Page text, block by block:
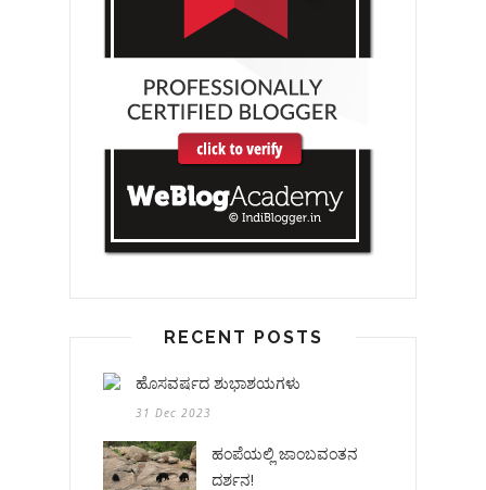
RECENT POSTS
ಹೊಸವರ್ಷದ ಶುಭಾಶಯಗಳು
31 Dec 2023
ಹಂಪೆಯಲ್ಲಿ ಜಾಂಬವಂತನ
ದರ್ಶನ!